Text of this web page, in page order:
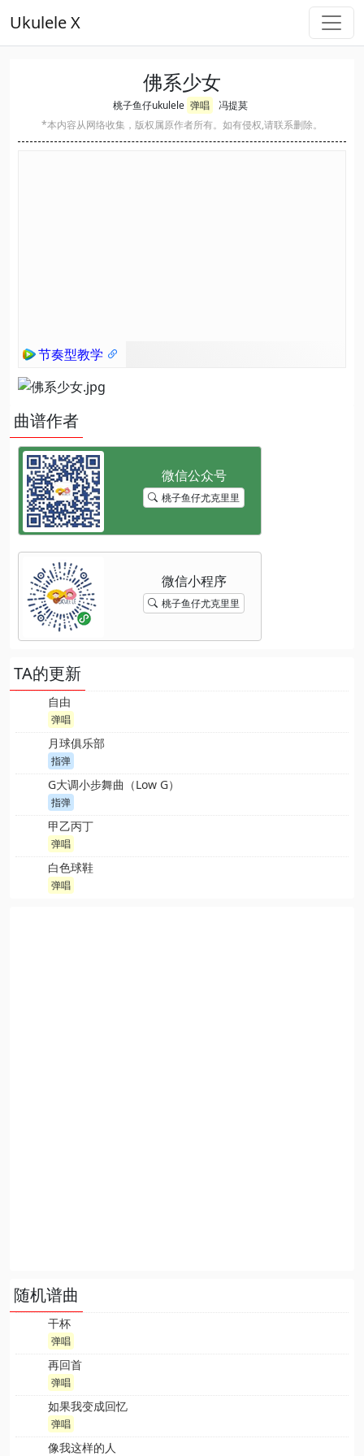
Ukulele X
佛系少女
桃子鱼仔ukulele 弹唱
冯提莫
*本内容从网络收集，版权属原作者所有。如有侵权,请联系删除。
节奏型教学
曲谱作者
桃子鱼仔尤克里里
桃子鱼仔尤克里里
TA的更新
自由
弹唱
月球俱乐部
指弹
G大调小步舞曲（Low G）
指弹
甲乙丙丁
弹唱
白色球鞋
弹唱
随机谱曲
干杯
弹唱
再回首
弹唱
如果我变成回忆
弹唱
像我这样的人